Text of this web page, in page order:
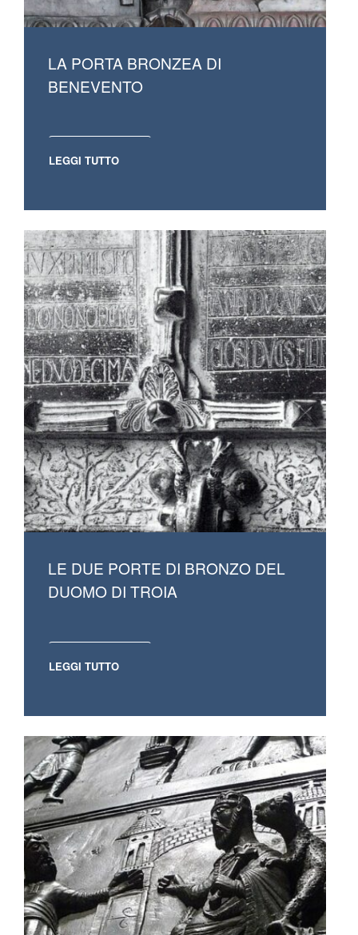
LA PORTA BRONZEA DI
BENEVENTO
LEGGI TUTTO
LE DUE PORTE DI BRONZO DEL
DUOMO DI TROIA
LEGGI TUTTO